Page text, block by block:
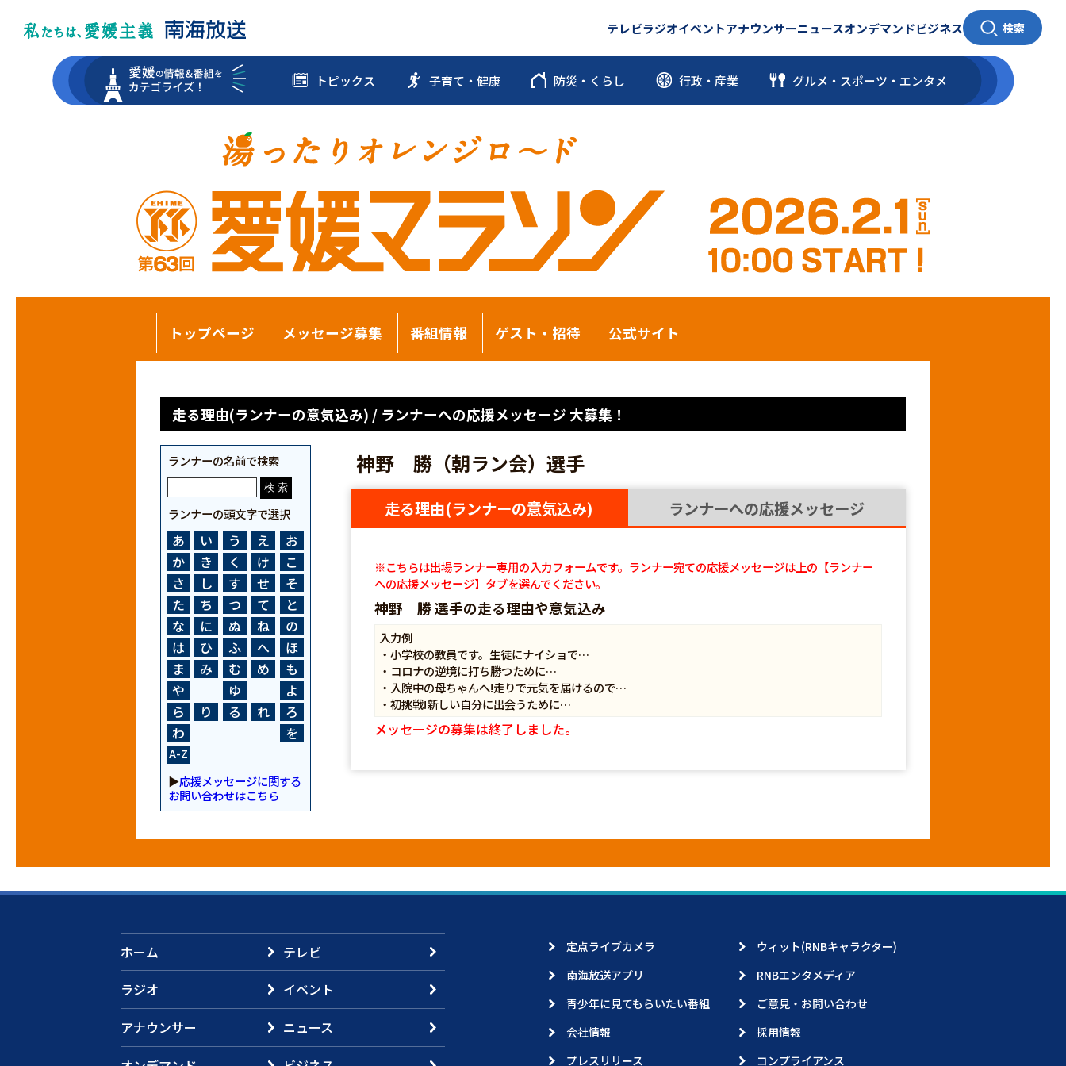
テレビラジオイベントアナウンサーニュースオンデマンドビジネス 検索
トピックス 子育て・健康 防災・くらし 行政・産業 グルメ・スポーツ ・ エンタメ
トップページ メッセージ募集 番組情報 ゲスト・招待 公式サイト
走る理由(ランナーの意気込み) / ランナーへの応援メッセージ 大募集！
ランナーの名前で検索
ランナーの頭文字で選択
あ い う え
お
か
き く け
こ
さ
し す せ
そ
た
ち つ て
と
な
に ぬ ね
の
は
ひ ふ へ
ほ
ま
み む め
も
や
ゆ
よ
ら
り る れ
ろ
わ
を
A-Z
▶応援メッセージに関する
お問い合わせはこちら
神野 勝（朝ラン会）選手
走る理由(ランナーの意気込み) ランナーへの応援メッセージ
※こちらは出場ランナー専用の入力フォームです。ランナー宛ての応援メッセージは上の【ランナー
への応援メッセージ】タブを選んでください。
神野 勝 選手の走る理由や意気込み
入力例
・小学校の教員です。生徒にナイショで…
・コロナの逆境に打ち勝つために…
・入院中の母ちゃんへ!走りで元気を届けるので…
・初挑戦!新しい自分に出会うために…
メッセージの募集は終了しました。
ホーム
テレビ
ラジオ
イベント
アナウンサー
ニュース
定点ライブカメラ
ウィット(RNBキャラクター)
南海放送アプリ
RNBエンタメディア
青少年に見てもらいたい番組
ご意見・お問い合わせ
会社情報
採用情報
プレスリリース
コンプライアンス